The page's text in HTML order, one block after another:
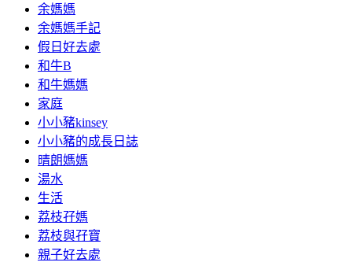
余媽媽
余媽媽手記
假日好去處
和牛B
和牛媽媽
家庭
小小豬kinsey
小小豬的成長日誌
晴朗媽媽
湯水
生活
荔枝孖媽
荔枝與孖寶
親子好去處